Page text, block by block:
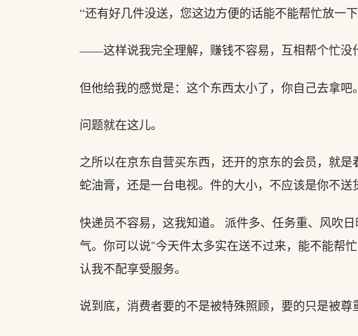
“还有好几件没送，您这边方便的话能不能帮忙放一
——这样说我完全理解，赚钱不容易，互相帮个忙没
但他给我的感觉是：这个东西太小了，你自己去拿吧。
问题就在这儿。
之所以在京东自营买东西，还开的京东的会员，就
蛇油膏，还是一台电视。件的大小，不应该是你不送
快递员不容易，这我知道。 派件多、任务重、风吹
气。你可以说"今天件太多实在送不过来，能不能帮
认我不配享受服务。
说到底，消费者要的不是被特殊照顾，要的只是被尊